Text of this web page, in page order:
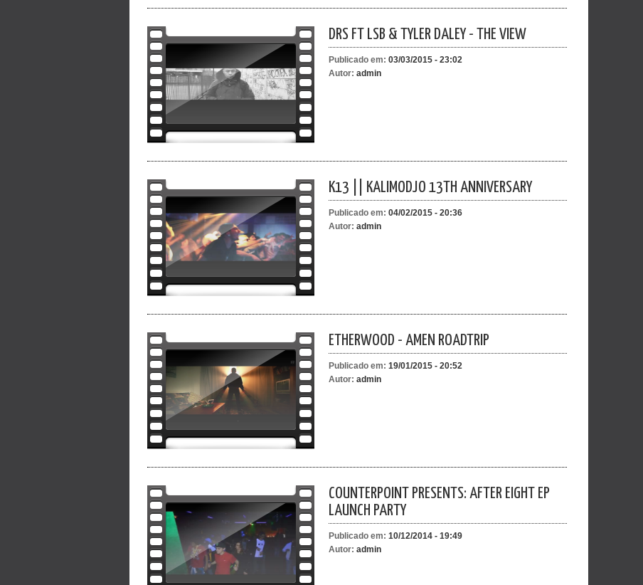
DRS FT LSB & TYLER DALEY - THE VIEW
Publicado em: 03/03/2015 - 23:02
Autor: admin
K13 || KALIMODJO 13TH ANNIVERSARY
Publicado em: 04/02/2015 - 20:36
Autor: admin
ETHERWOOD - AMEN ROADTRIP
Publicado em: 19/01/2015 - 20:52
Autor: admin
COUNTERPOINT PRESENTS: AFTER EIGHT EP
LAUNCH PARTY
Publicado em: 10/12/2014 - 19:49
Autor: admin